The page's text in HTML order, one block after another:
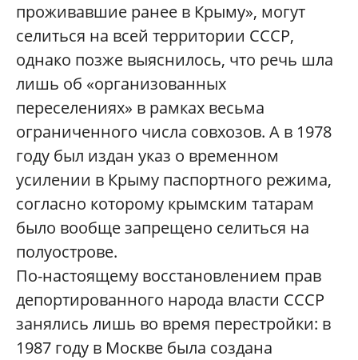
проживавшие ранее в Крыму», могут
селиться на всей территории СССР,
однако позже выяснилось, что речь шла
лишь об «организованных
переселениях» в рамках весьма
ограниченного числа совхозов. А в 1978
году был издан указ о временном
усилении в Крыму паспортного режима,
согласно которому крымским татарам
было вообще запрещено селиться на
полуострове.
По-настоящему восстановлением прав
депортированного народа власти СССР
занялись лишь во время перестройки: в
1987 году в Москве была создана